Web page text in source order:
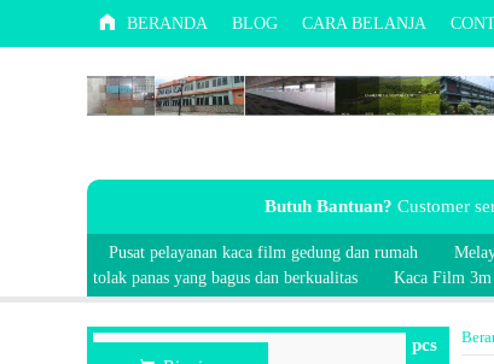
BERANDA BLOG CARA BELANJA
Butuh Bantuan? Customer
Pusat pelayanan kaca film gedung dan rumah
tolak panas yang bagus dan berkualitas
Kaca Film
pcs